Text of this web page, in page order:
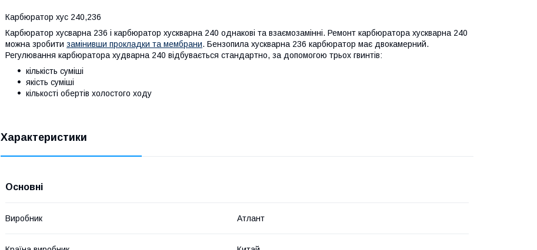
Карбюратор хус 240,236
Карбюратор хусварна 236 і карбюратор хускварна 240 однакові та взаємозамінні. Ремонт карбюратора хускварна 240
можна зробити замінивши прокладки та мембрани. Бензопила хускварна 236 карбюратор має двокамерний.
Регулювання карбюратора худварна 240 відбувається стандартно, за допомогою трьох гвинтів:
кількість суміші
якість суміші
кількості обертів холостого ходу
Характеристики
Основні
Виробник Атлант